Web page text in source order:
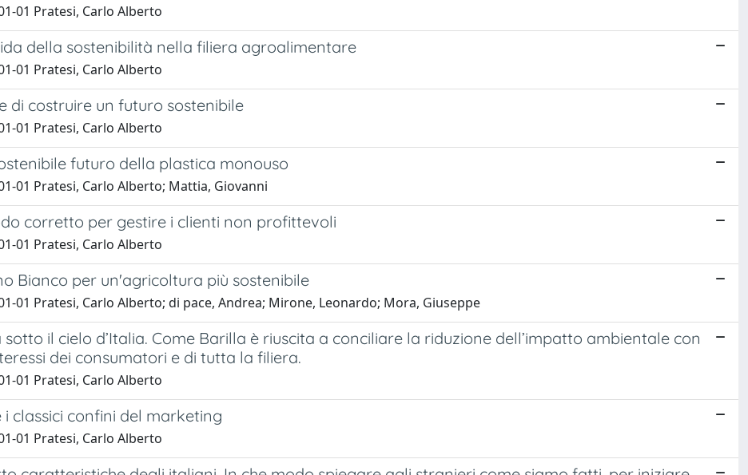
01 Pratesi, Carlo Alberto
della sostenibilità nella filiera agroalimentare
01 Pratesi, Carlo Alberto
di costruire un futuro sostenibile
01 Pratesi, Carlo Alberto
futuro della plastica monouso
01 Pratesi, Carlo Alberto; Mattia, Giovanni
corretto per gestire i clienti non profittevoli
01 Pratesi, Carlo Alberto
Bianco per un'agricoltura più sostenibile
01 Pratesi, Carlo Alberto; di pace, Andrea; Mirone, Leonardo; Mora, Giuseppe
sotto il cielo d’Italia. Come Barilla è riuscita a conciliare la riduzione dell’impatto ambientale con
dei consumatori e di tutta la filiera.
01 Pratesi, Carlo Alberto
i classici confini del marketing
01 Pratesi, Carlo Alberto